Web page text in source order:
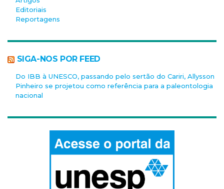
Editoriais
Reportagens
SIGA-NOS POR FEED
Do IBB à UNESCO, passando pelo sertão do Cariri, Allysson
Pinheiro se projetou como referência para a paleontologia
nacional